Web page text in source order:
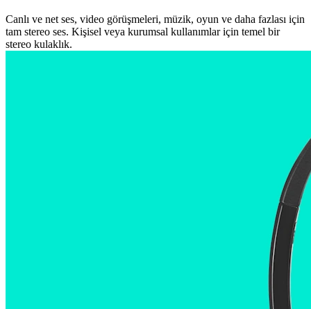
Canlı ve net ses, video görüşmeleri, müzik, oyun ve daha fazlası için
tam stereo ses. Kişisel veya kurumsal kullanımlar için temel bir
stereo kulaklık.